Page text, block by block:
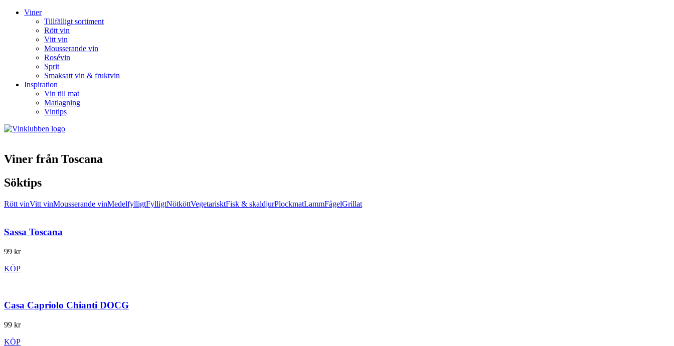
Viner
Tillfälligt sortiment
Rött vin
Vitt vin
Mousserande vin
Rosévin
Sprit
Smaksatt vin & fruktvin
Inspiration
Vin till mat
Matlagning
Vintips
Viner från Toscana
Söktips
Rött vinVitt vinMousserande vinMedelfylligtFylligtNötköttVegetarisktFisk & skaldjurPlockmatLammFågelGrillat
Sassa Toscana
99 kr
KÖP
Casa Capriolo Chianti DOCG
99 kr
KÖP